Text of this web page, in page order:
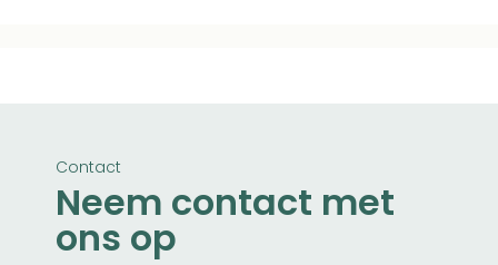
Contact
Neem contact met
ons op